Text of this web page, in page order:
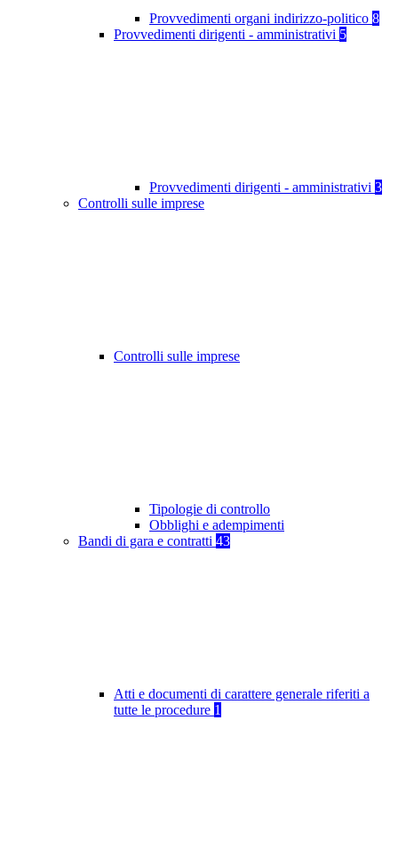
Provvedimenti organi indirizzo-politico 8
Provvedimenti dirigenti - amministrativi 5
Provvedimenti dirigenti - amministrativi 3
Controlli sulle imprese
Controlli sulle imprese
Tipologie di controllo
Obblighi e adempimenti
Bandi di gara e contratti 43
Atti e documenti di carattere generale riferiti a
tutte le procedure 1